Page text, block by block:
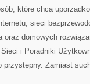
które chcą
sieci
oraz domowych
i Poradniki
przystępny. Zamiast